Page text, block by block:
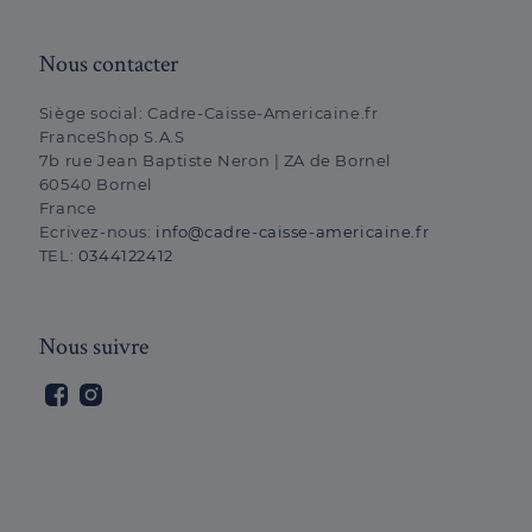
Nous contacter
Siège social: Cadre-Caisse-Americaine.fr
FranceShop S.A.S
7b rue Jean Baptiste Neron | ZA de Bornel
60540 Bornel
France
Ecrivez-nous: info@cadre-caisse-americaine.fr
TEL: 0344122412
Nous suivre
FacebookInstagram